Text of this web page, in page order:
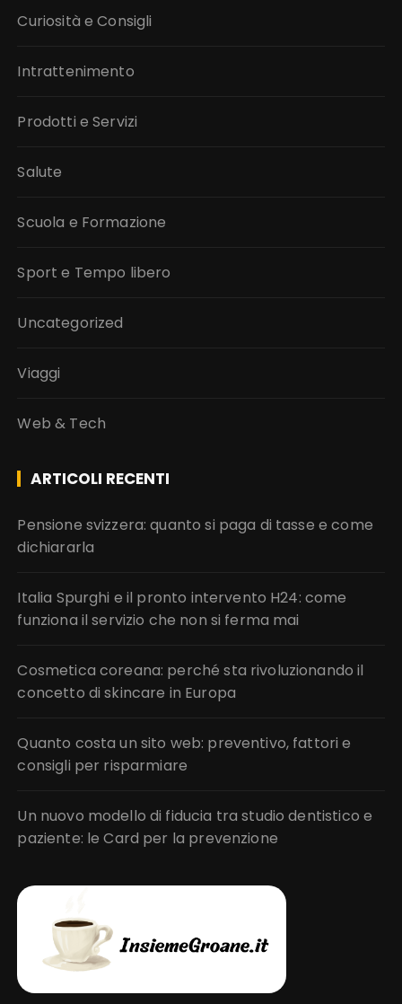
Curiosità e Consigli
Intrattenimento
Prodotti e Servizi
Salute
Scuola e Formazione
Sport e Tempo libero
Uncategorized
Viaggi
Web & Tech
ARTICOLI RECENTI
Pensione svizzera: quanto si paga di tasse e come
dichiararla
Italia Spurghi e il pronto intervento H24: come
funziona il servizio che non si ferma mai
Cosmetica coreana: perché sta rivoluzionando il
concetto di skincare in Europa
Quanto costa un sito web: preventivo, fattori e
consigli per risparmiare
Un nuovo modello di fiducia tra studio dentistico e
paziente: le Card per la prevenzione